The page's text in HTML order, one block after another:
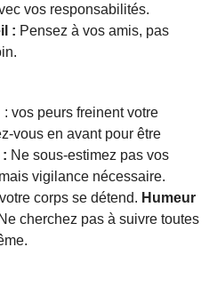
vos responsabilités.
: Pensez à vos amis, pas
vos peurs freinent votre
vous en avant pour être
Ne sous-estimez pas vos
vigilance nécessaire.
corps se détend. Humeur
Ne cherchez pas à suivre toutes